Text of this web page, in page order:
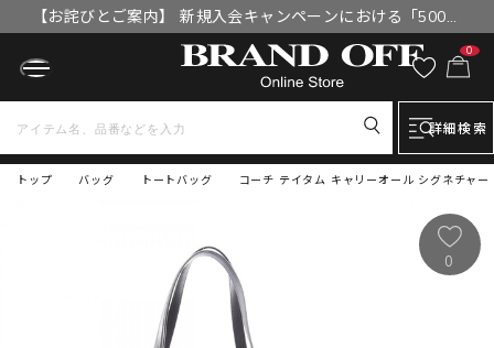
【お詫びとご案内】 新規入会キャンペーンにおける「500円
OFFクーポン」付与漏れと補填について
0
詳細検索
トップ コーチ テイタム キャリーオール シグネチャ
バッグ トートバッグ
0